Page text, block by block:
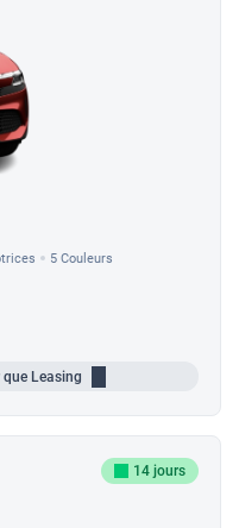
5 Couleurs
Leasing
14 jours